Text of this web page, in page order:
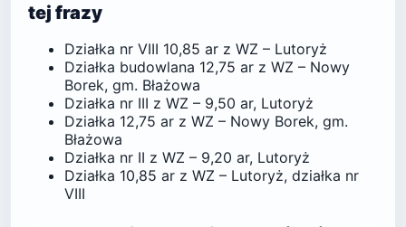
tej frazy
Działka nr VIII 10,85 ar z WZ – Lutoryż
Działka budowlana 12,75 ar z WZ – Nowy
Borek, gm. Błażowa
Działka nr III z WZ – 9,50 ar, Lutoryż
Działka 12,75 ar z WZ – Nowy Borek, gm.
Błażowa
Działka nr II z WZ – 9,20 ar, Lutoryż
Działka 10,85 ar z WZ – Lutoryż, działka nr
VIII